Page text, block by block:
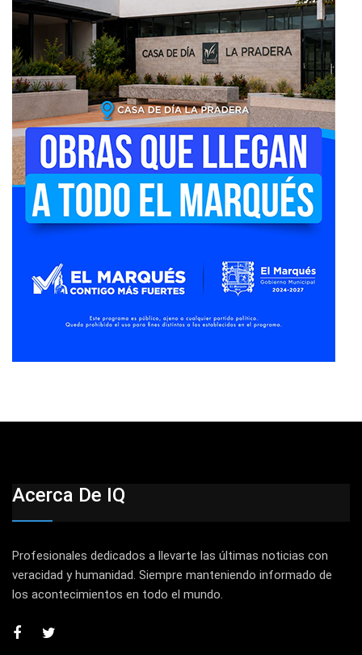
Acerca De IQ
Profesionales dedicados a llevarte las últimas noticias con
veracidad y humanidad. Siempre manteniendo informado de
los acontecimientos en todo el mundo.